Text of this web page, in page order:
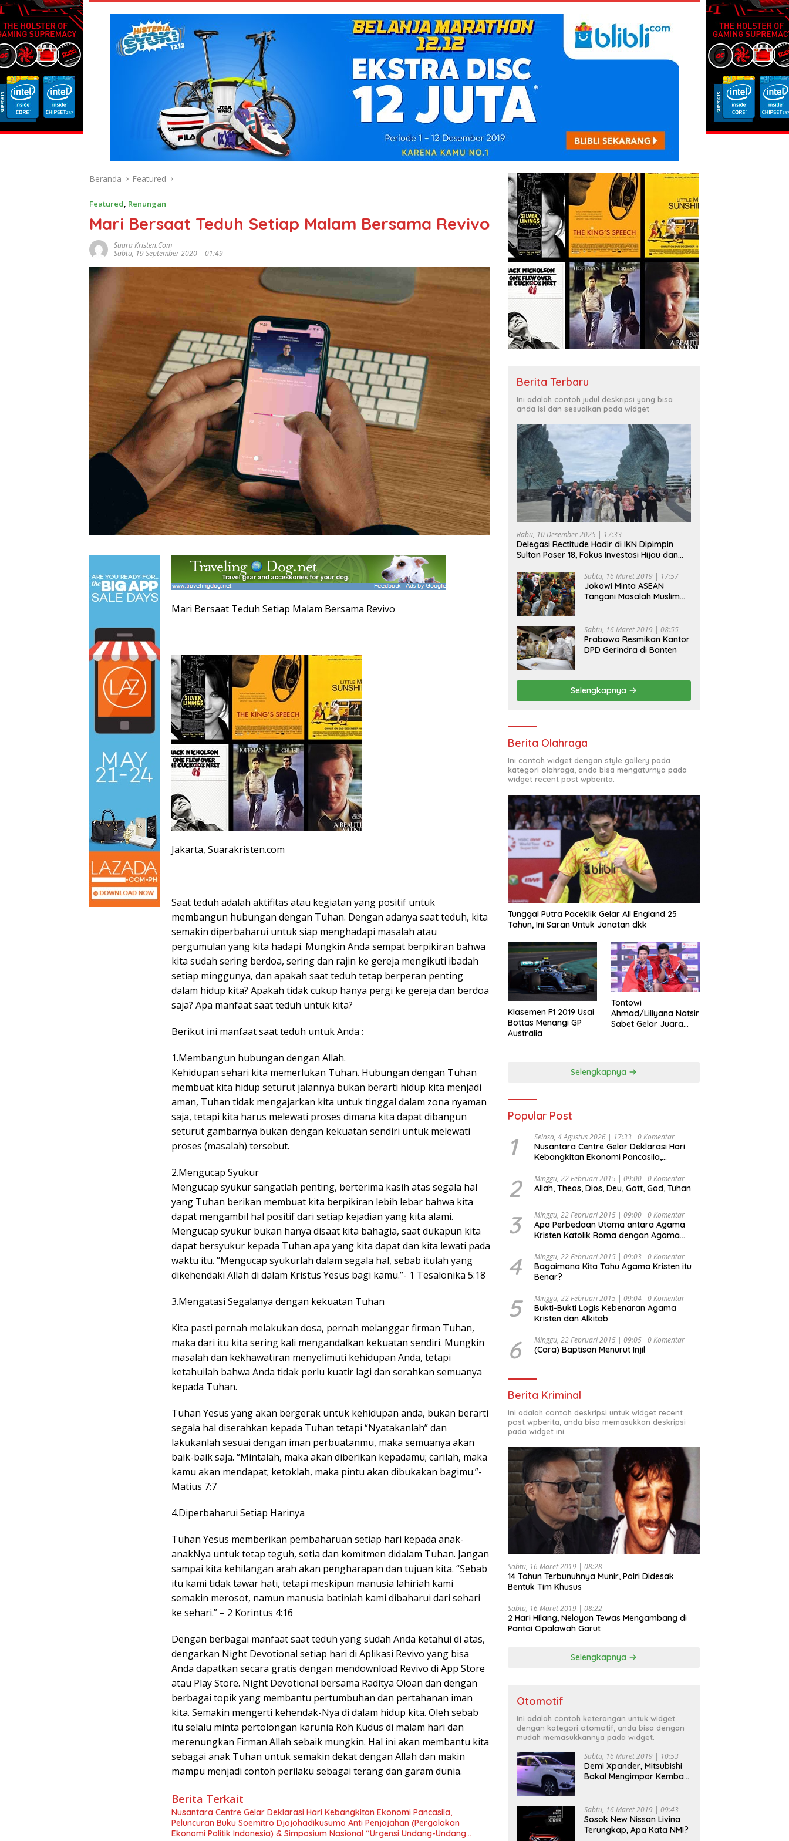
Beranda Featured
Featured, Renungan
Mari Bersaat Teduh Setiap Malam Bersama Revivo
Suara Kristen.com
Sabtu, 19 September 2020 | 01:49
Mari Bersaat Teduh Setiap Malam Bersama Revivo
Jakarta, Suarakristen.com
Saat teduh adalah aktifitas atau kegiatan yang positif untuk
membangun hubungan dengan Tuhan. Dengan adanya saat teduh, kita
semakin diperbaharui untuk siap menghadapi masalah atau
pergumulan yang kita hadapi. Mungkin Anda sempat berpikiran bahwa
kita sudah sering berdoa, sering dan rajin ke gereja mengikuti ibadah
setiap minggunya, dan apakah saat teduh tetap berperan penting
dalam hidup kita? Apakah tidak cukup hanya pergi ke gereja dan berdoa
saja? Apa manfaat saat teduh untuk kita?
Berikut ini manfaat saat teduh untuk Anda :
1.Membangun hubungan dengan Allah.
Kehidupan sehari kita memerlukan Tuhan. Hubungan dengan Tuhan
membuat kita hidup seturut jalannya bukan berarti hidup kita menjadi
aman, Tuhan tidak mengajarkan kita untuk tinggal dalam zona nyaman
saja, tetapi kita harus melewati proses dimana kita dapat dibangun
seturut gambarnya bukan dengan kekuatan sendiri untuk melewati
proses (masalah) tersebut.
2.Mengucap Syukur
Mengucap syukur sangatlah penting, berterima kasih atas segala hal
yang Tuhan berikan membuat kita berpikiran lebih lebar bahwa kita
dapat mengambil hal positif dari setiap kejadian yang kita alami.
Mengucap syukur bukan hanya disaat kita bahagia, saat dukapun kita
dapat bersyukur kepada Tuhan apa yang kita dapat dan kita lewati pada
waktu itu. “Mengucap syukurlah dalam segala hal, sebab itulah yang
dikehendaki Allah di dalam Kristus Yesus bagi kamu.”- 1 Tesalonika 5:18
3.Mengatasi Segalanya dengan kekuatan Tuhan
Kita pasti pernah melakukan dosa, pernah melanggar firman Tuhan,
maka dari itu kita sering kali mengandalkan kekuatan sendiri. Mungkin
masalah dan kekhawatiran menyelimuti kehidupan Anda, tetapi
ketahuilah bahwa Anda tidak perlu kuatir lagi dan serahkan semuanya
kepada Tuhan.
Tuhan Yesus yang akan bergerak untuk kehidupan anda, bukan berarti
segala hal diserahkan kepada Tuhan tetapi “Nyatakanlah” dan
lakukanlah sesuai dengan iman perbuatanmu, maka semuanya akan
baik-baik saja. “Mintalah, maka akan diberikan kepadamu; carilah, maka
kamu akan mendapat; ketoklah, maka pintu akan dibukakan bagimu.”-
Matius 7:7
4.Diperbaharui Setiap Harinya
Tuhan Yesus memberikan pembaharuan setiap hari kepada anak-
anakNya untuk tetap teguh, setia dan komitmen didalam Tuhan. Jangan
sampai kita kehilangan arah akan pengharapan dan tujuan kita. “Sebab
itu kami tidak tawar hati, tetapi meskipun manusia lahiriah kami
semakin merosot, namun manusia batiniah kami dibaharui dari sehari
ke sehari.” – 2 Korintus 4:16
Dengan berbagai manfaat saat teduh yang sudah Anda ketahui di atas,
dengarkan Night Devotional setiap hari di Aplikasi Revivo yang bisa
Anda dapatkan secara gratis dengan mendownload Revivo di App Store
atau Play Store. Night Devotional bersama Raditya Oloan dan dengan
berbagai topik yang membantu pertumbuhan dan pertahanan iman
kita. Semakin mengerti kehendak-Nya di dalam hidup kita. Oleh sebab
itu selalu minta pertolongan karunia Roh Kudus di malam hari dan
merenungkan Firman Allah sebaik mungkin. Hal ini akan membantu kita
sebagai anak Tuhan untuk semakin dekat dengan Allah dan makin
mampu menjadi contoh perilaku sebagai terang dan garam dunia.
Berita Terkait
Nusantara Centre Gelar Deklarasi Hari Kebangkitan Ekonomi Pancasila,
Peluncuran Buku Soemitro Djojohadikusumo Anti Penjajahan (Pergolakan
Ekonomi Politik Indonesia) & Simposium Nasional “Urgensi Undang-Undang
Berita Terbaru
Ini adalah contoh judul deskripsi yang bisa
anda isi dan sesuaikan pada widget
Rabu, 10 Desember 2025 | 17:33
Delegasi Rectitude Hadir di IKN Dipimpin
Sultan Paser 18, Fokus Investasi Hijau dan
Sabtu, 16 Maret 2019 | 17:57
Jokowi Minta ASEAN
Tangani Masalah Muslim
Sabtu, 16 Maret 2019 | 08:55
Prabowo Resmikan Kantor
DPD Gerindra di Banten
Selengkapnya
Berita Olahraga
Ini contoh widget dengan style gallery pada
kategori olahraga, anda bisa mengaturnya pada
widget recent post wpberita.
Tunggal Putra Paceklik Gelar All England 25
Tahun, Ini Saran Untuk Jonatan dkk
Klasemen F1 2019 Usai
Bottas Menangi GP
Australia
Tontowi
Ahmad/Liliyana Natsir
Sabet Gelar Juara
Selengkapnya
Popular Post
1 Selasa, 4 Agustus 2026 | 17:33 0 Komentar
Nusantara Centre Gelar Deklarasi Hari
Kebangkitan Ekonomi Pancasila,
Djojohadikusumo Anti Penjajahan
(Pergolakan Ekonomi Politik Indonesia) &
Undang Perekonomian Nasional dan
Kesejahteraan Sosial dalam Menata
Bangsa Menuju Indonesia Emas 2045”,
2 Minggu, 22 Februari 2015 | 09:00 0 Komentar
Allah, Theos, Dios, Deu, Gott, God, Tuhan
3 Minggu, 22 Februari 2015 | 09:00 0 Komentar
Apa Perbedaan Utama antara Agama
Kristen Katolik Roma dengan Agama
4 Minggu, 22 Februari 2015 | 09:03 0 Komentar
Bagaimana Kita Tahu Agama Kristen itu
Benar?
5 Minggu, 22 Februari 2015 | 09:04 0 Komentar
Bukti-Bukti Logis Kebenaran Agama
Kristen dan Alkitab
6 Minggu, 22 Februari 2015 | 09:05 0 Komentar
(Cara) Baptisan Menurut Injil
Berita Kriminal
Ini adalah contoh deskripsi untuk widget recent
post wpberita, anda bisa memasukkan deskripsi
pada widget ini.
Sabtu, 16 Maret 2019 | 08:28
14 Tahun Terbunuhnya Munir, Polri Didesak
Bentuk Tim Khusus
Sabtu, 16 Maret 2019 | 08:22
2 Hari Hilang, Nelayan Tewas Mengambang di
Pantai Cipalawah Garut
Selengkapnya
Otomotif
Ini adalah contoh keterangan untuk widget
dengan kategori otomotif, anda bisa dengan
mudah memasukkannya pada widget.
Sabtu, 16 Maret 2019 | 10:53
Demi Xpander, Mitsubishi
Bakal Mengimpor Kembali
Sabtu, 16 Maret 2019 | 09:43
Sosok New Nissan Livina
Terungkap, Apa Kata NMI?